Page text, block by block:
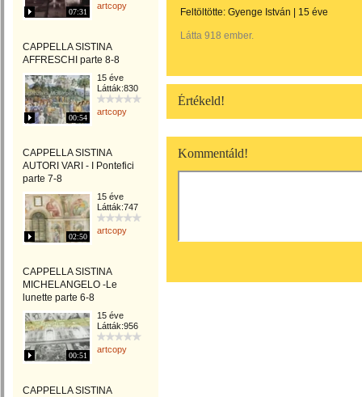
07:31
artcopy
CAPPELLA SISTINA
AFFRESCHI parte 8-8
00:54
15 éve
Látták:830
artcopy
CAPPELLA SISTINA
AUTORI VARI - I Pontefici
parte 7-8
02:50
15 éve
Látták:747
artcopy
CAPPELLA SISTINA
MICHELANGELO -Le
lunette parte 6-8
00:51
15 éve
Látták:956
artcopy
CAPPELLA SISTINA
Feltöltötte: Gyenge István 15 éve
Látta 918 ember.
Értékeld!
Kommentáld!